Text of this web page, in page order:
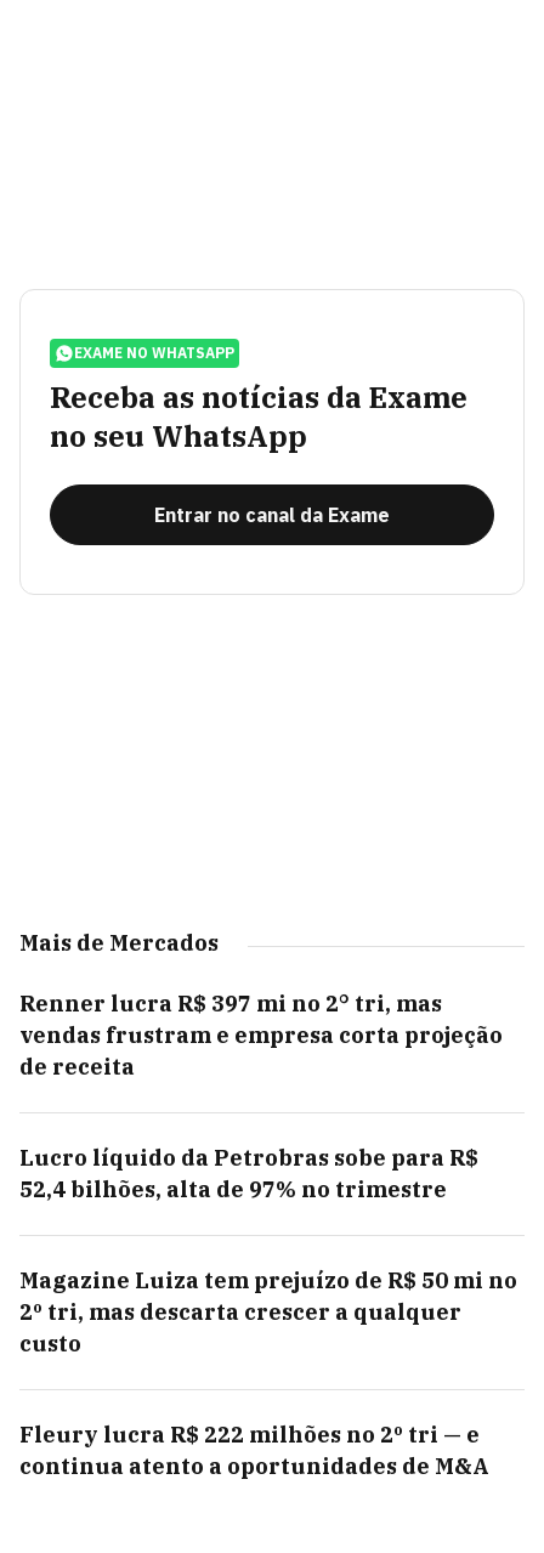
EXAME NO WHATSAPP
Receba as notícias da Exame
no seu WhatsApp
Entrar no canal da Exame
Mais de Mercados
Renner lucra R$ 397 mi no 2° tri, mas
vendas frustram e empresa corta projeção
de receita
Lucro líquido da Petrobras sobe para R$
52,4 bilhões, alta de 97% no trimestre
Magazine Luiza tem prejuízo de R$ 50 mi no
2º tri, mas descarta crescer a qualquer
custo
Fleury lucra R$ 222 milhões no 2º tri — e
continua atento a oportunidades de M&A